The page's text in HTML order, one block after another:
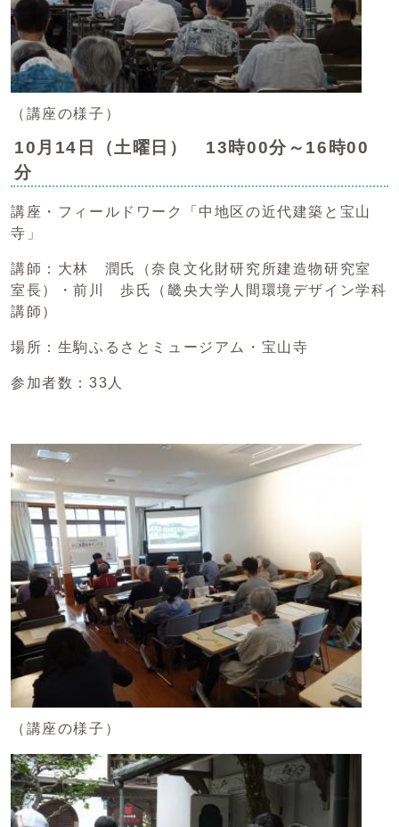
（講座の様子）
10月14日（土曜日） 13時00分～16時00
分
講座・フィールドワーク「中地区の近代建築と宝山
寺」
講師：大林 潤氏（奈良文化財研究所建造物研究室
室長）・前川 歩氏（畿央大学人間環境デザイン学科
講師）
場所：生駒ふるさとミュージアム・宝山寺
参加者数：33人
（講座の様子）